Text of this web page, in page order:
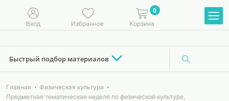
Вход Избранное
0
Корзина
Быстрый подбор материалов
Главная
Физическая культура
Предметная тематическая неделя по физической культуре,